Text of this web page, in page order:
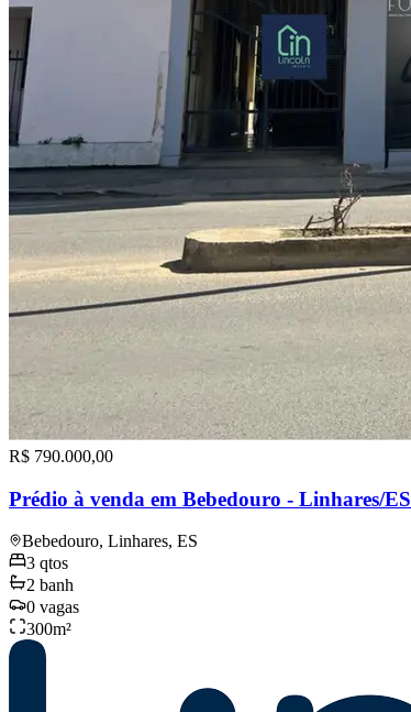
R$ 790.000,00
Prédio à venda em Bebedouro - Linhares/ES
Bebedouro, Linhares, ES
3 qtos
2 banh
0 vagas
300m²